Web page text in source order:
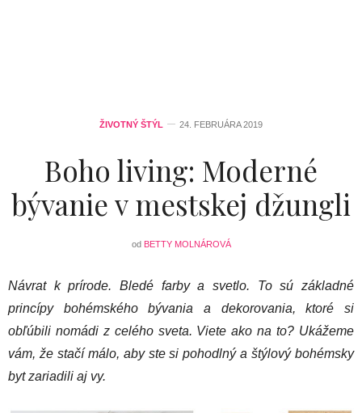
ŽIVOTNÝ ŠTÝL 24. FEBRUÁRA 2019
Boho living: Moderné
bývanie v mestskej džungli
od BETTY MOLNÁROVÁ
Návrat k prírode. Bledé farby a svetlo. To sú základné
princípy bohémského bývania a dekorovania, ktoré si
obľúbili nomádi z celého sveta. Viete ako na to? Ukážeme
vám, že stačí málo, aby ste si pohodlný a štýlový bohémsky
byt zariadili aj vy.